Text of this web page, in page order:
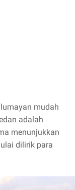
mudah
adalah
menunjukkan
dilirik para